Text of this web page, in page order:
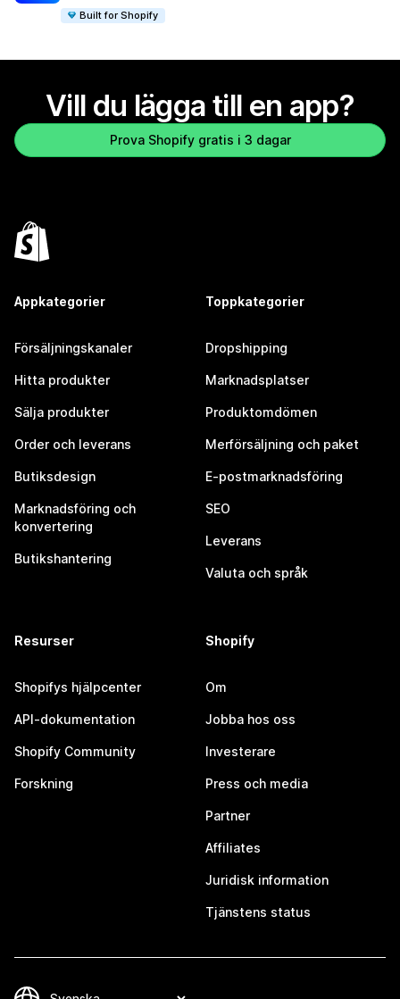
Built for Shopify
Vill du lägga till en app?
Prova Shopify gratis i 3 dagar
Appkategorier
Försäljningskanaler
Hitta produkter
Sälja produkter
Order och leverans
Butiksdesign
Marknadsföring och
konvertering
Butikshantering
Toppkategorier
Dropshipping
Marknadsplatser
Produktomdömen
Merförsäljning och paket
E-postmarknadsföring
SEO
Leverans
Valuta och språk
Resurser
Shopifys hjälpcenter
API-dokumentation
Shopify Community
Forskning
Shopify
Om
Jobba hos oss
Investerare
Press och media
Partner
Affiliates
Juridisk information
Tjänstens status